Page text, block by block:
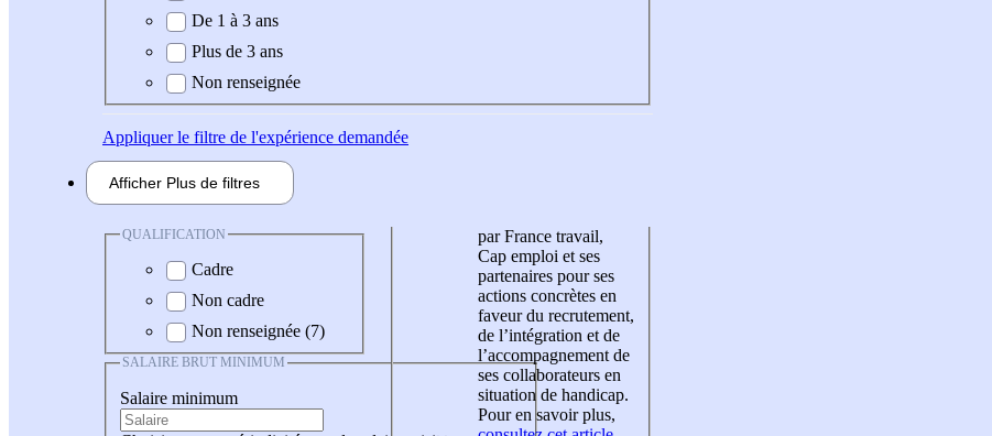
De 1 à 3 ans
Plus de 3 ans
Non renseignée
Appliquerle filtre de l'expérience demandée
Afficher Plus de filtres
QUALIFICATION
Cadre
Non cadre
Non renseignée (7)
SALAIRE BRUT MINIMUM
Salaire minimum
par France travail,
Cap emploi et ses
partenaires pour ses
actions concrètes en
faveur du recrutement,
de l’intégration et de
l’accompagnement de
ses collaborateurs en
situation de handicap.
Pour en savoir plus,